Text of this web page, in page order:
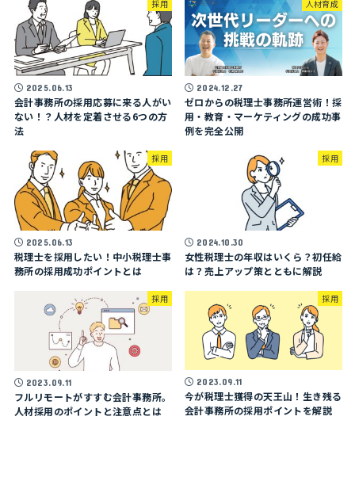
採用
2025.06.13
会計事務所の採用応募に来る人がい
ない！？人材を定着させる6つの方
法
人材育成
2024.12.27
ゼロからの税理士事務所運営術！採
用・教育・マーケティングの成功事
例を完全公開
採用
2025.06.13
税理士を採用したい！中小税理士事
務所の採用成功ポイントとは
採用
2024.10.30
女性税理士の年収はいくら？初任給
は？売上アップ策とともに解説
採用
2023.09.11
フルリモートがすすむ会計事務所。
人材採用のポイントと注意点とは
採用
2023.09.11
今が税理士獲得の天王山！生き残る
会計事務所の採用ポイントを解説